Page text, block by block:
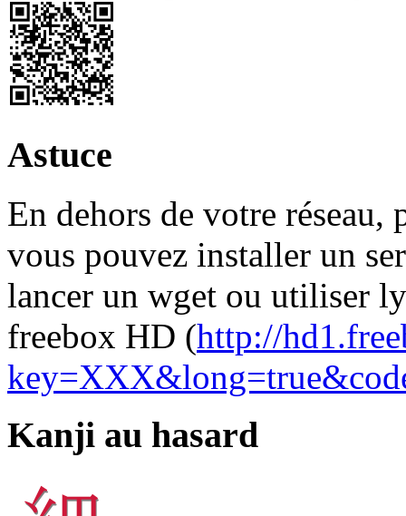
Astuce
En dehors de votre
vous pouvez installer un
lancer un wget ou utiliser
freebox HD (http://
Kanji au hasard